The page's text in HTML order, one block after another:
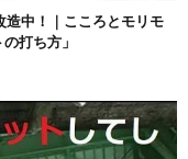
造中！｜こころとモリモ
打ち方」